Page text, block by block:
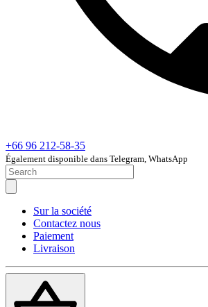
+66 96 212-58-35
Également disponible dans Telegram, WhatsApp
Sur la société
Contactez nous
Paiement
Livraison